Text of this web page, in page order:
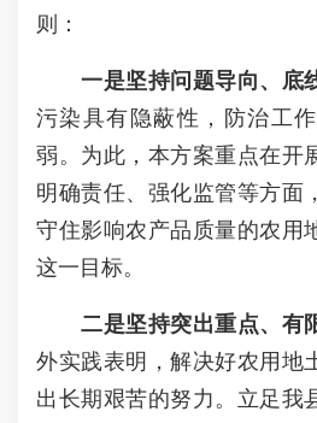
则：
一是坚持问题导向、底
污染具有隐蔽性，防治工
弱。为此，本方案重点在开
明确责任、强化监管等方面
守住影响农产品质量的农用
这一目标。
二是坚持突出重点、有
外实践表明，解决好农用地
出长期艰苦的努力。立足我